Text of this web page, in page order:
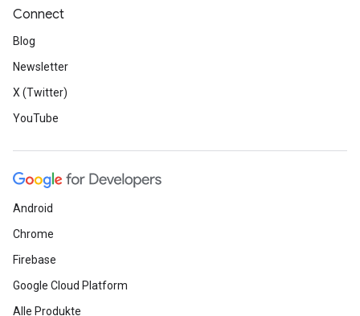
Connect
Blog
Newsletter
X (Twitter)
YouTube
Android
Chrome
Firebase
Google Cloud Platform
Alle Produkte